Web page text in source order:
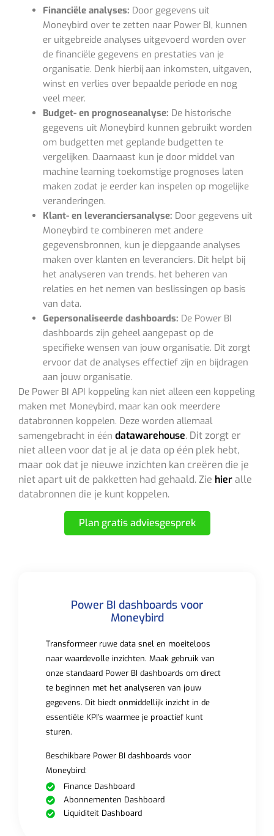
Financiële analyses: Door gegevens uit
Moneybird over te zetten naar Power BI, kunnen
er uitgebreide analyses uitgevoerd worden over
de financiële gegevens en prestaties van je
organisatie. Denk hierbij aan inkomsten, uitgaven,
winst en verlies over bepaalde periode en nog
veel meer.
Budget- en prognoseanalyse: De historische
gegevens uit Moneybird kunnen gebruikt worden
om budgetten met geplande budgetten te
vergelijken. Daarnaast kun je door middel van
machine learning toekomstige prognoses laten
maken zodat je eerder kan inspelen op mogelijke
veranderingen.
Klant- en leveranciersanalyse: Door gegevens uit
Moneybird te combineren met andere
gegevensbronnen, kun je diepgaande analyses
maken over klanten en leveranciers. Dit helpt bij
het analyseren van trends, het beheren van
relaties en het nemen van beslissingen op basis
van data.
Gepersonaliseerde dashboards: De Power BI
dashboards zijn geheel aangepast op de
specifieke wensen van jouw organisatie. Dit zorgt
ervoor dat de analyses effectief zijn en bijdragen
aan jouw organisatie.
De Power BI API koppeling kan niet alleen een koppeling
maken met Moneybird, maar kan ook meerdere
databronnen koppelen. Deze worden allemaal
samengebracht in één datawarehouse. Dit zorgt er
niet alleen voor dat je al je data op één plek hebt,
maar ook dat je nieuwe inzichten kan creëren die je
niet apart uit de pakketten had gehaald.Zie hieralle
databronnen die je kunt koppelen.
Plan gratis adviesgesprek
Power BI dashboards voor
Moneybird
Transformeer ruwe data snel en moeiteloos
naar waardevolle inzichten. Maak gebruik van
onze standaard Power BI dashboards om direct
te beginnen met het analyseren van jouw
gegevens. Dit biedt onmiddellijk inzicht in de
essentiële KPI’s waarmee je proactief kunt
sturen.
Beschikbare Power BI dashboards voor
Moneybird:
Finance Dashboard
Abonnementen Dashboard
Liquiditeit Dashboard